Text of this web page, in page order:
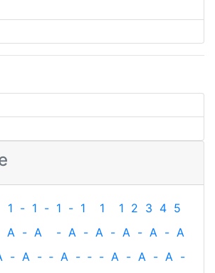
1 - 1 - 1 - 1 1 1 2 3 4 5
A - A - A - A - A - A - A
- A - ‐ A - ‐ - A - A - A -